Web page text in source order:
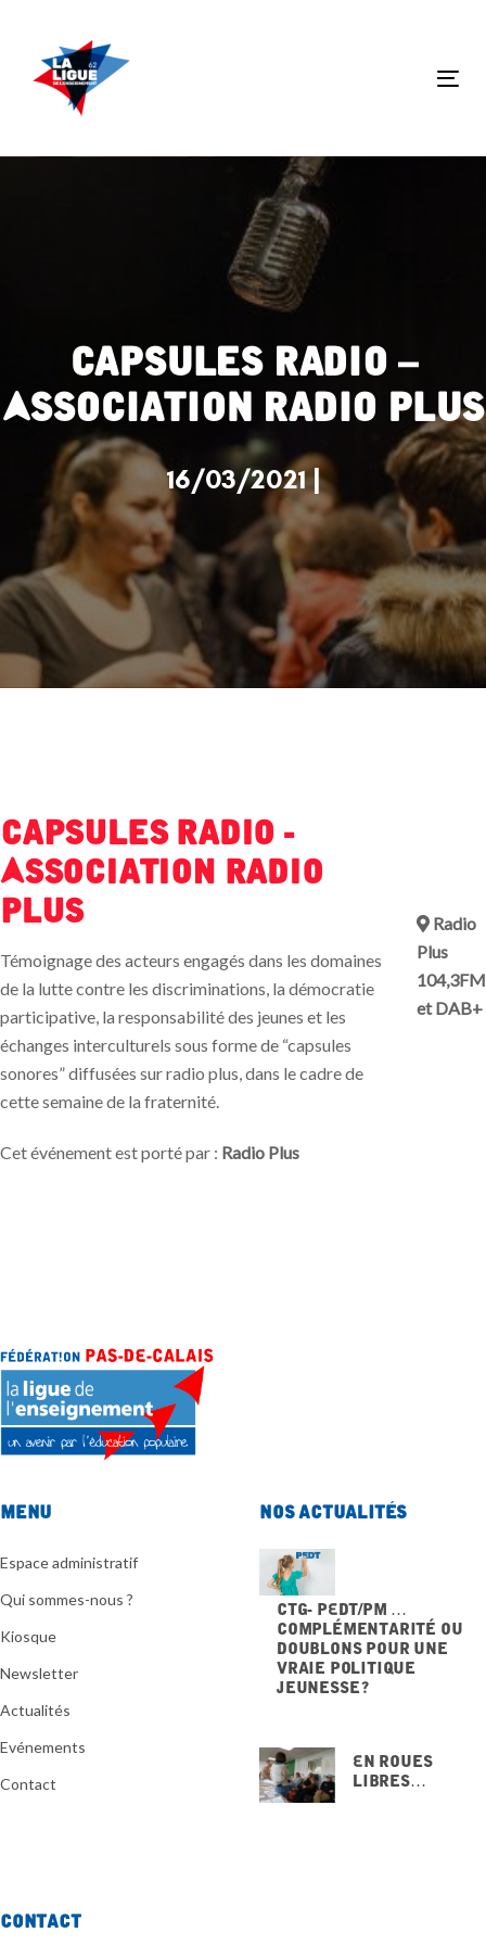
to
primary
navigation
to
Capsules Radio –
Association Radio Plus
16/03/2021 |
Capsules Radio -
Association Radio
Plus
Témoignage des acteurs engagés dans les domaines
de la lutte contre les discriminations, la démocratie
participative, la responsabilité des jeunes et les
échanges interculturels sous forme de “capsules
sonores” diffusées sur radio plus, dans le cadre de
cette semaine de la fraternité.
Cet événement est porté par : Radio Plus
Radio
Plus
104,3FM
et DAB+
Menu
Espace administratif
Qui sommes-nous ?
Kiosque
Newsletter
Actualités
Evénements
Contact
Nos actualités
CTG- PEdT/PM …
Complémentarité ou
doublons pour une
vraie politique
jeunesse ?
En Roues
Libres…
Contact